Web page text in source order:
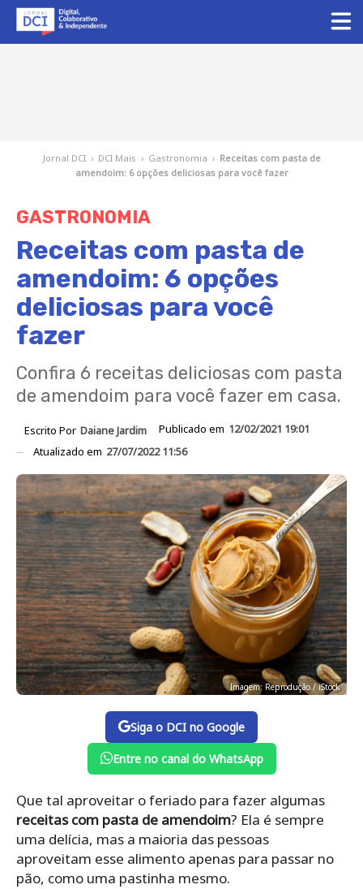
Jornal DCI › DCI Mais › Gastronomia › Receitas com pasta de
amendoim: 6 opções deliciosas para você fazer
GASTRONOMIA
Receitas com pasta de
amendoim: 6 opções
deliciosas para você
fazer
Confira 6 receitas deliciosas com pasta
de amendoim para você fazer em casa.
Escrito Por Daiane Jardim Publicado em 12/02/2021 19:01
Atualizado em 27/07/2022 11:56
Imagem: Reprodução / iStock
Siga o DCI no Google
Entre no canal do WhatsApp
Que tal aproveitar o feriado para fazer algumas
receitas com pasta de amendoim? Ela é sempre
uma delícia, mas a maioria das pessoas
aproveitam esse alimento apenas para passar no
pão, como uma pastinha mesmo.